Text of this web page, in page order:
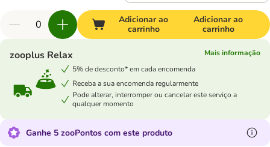
Adicionar ao
carrinho
Adicionar ao
carrinho
zooplus Relax
Mais informação
5% de desconto* em cada encomenda
Receba a sua encomenda regularmente
Pode alterar, interromper ou cancelar este serviço a
qualquer momento
Ganhe 5 zooPontos com este produto